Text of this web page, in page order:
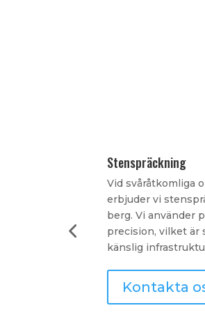
Tillbyggnation
Vi hjälper dig att
den befintliga
skapa en ny
nytt rum. Vi ser till
funktionellt och
Kontakta